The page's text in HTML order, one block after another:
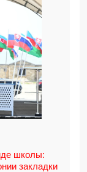
школы:
закладки